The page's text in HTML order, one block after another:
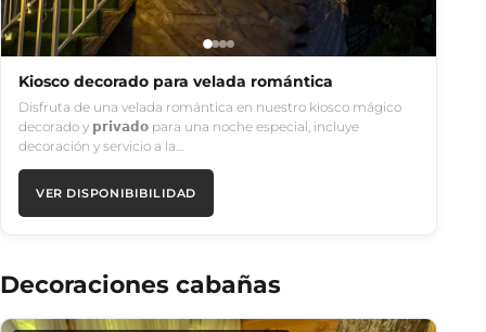
Kiosco decorado para velada romántica
Disfruta de una velada romántica en nuestro kiosco mágico
decorado y 𝗽𝗿𝗶𝘃𝗮𝗱𝗼 para una noche especial, incluye
decoración y servicio a la…
VER DISPONIBIBILIDAD
Decoraciones cabañas